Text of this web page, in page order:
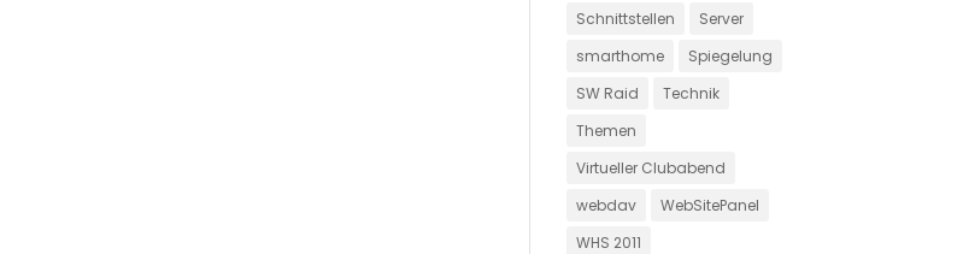
Schnittstellen
Server
smarthome
Spiegelung
SW Raid
Technik
Themen
Virtueller Clubabend
webdav
WebSitePanel
WHS 2011